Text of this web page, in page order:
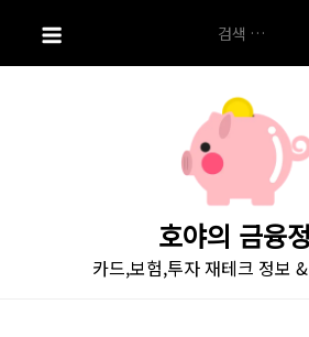
i
색:
호야의 금융
카드,보험,투자 재테크 정보